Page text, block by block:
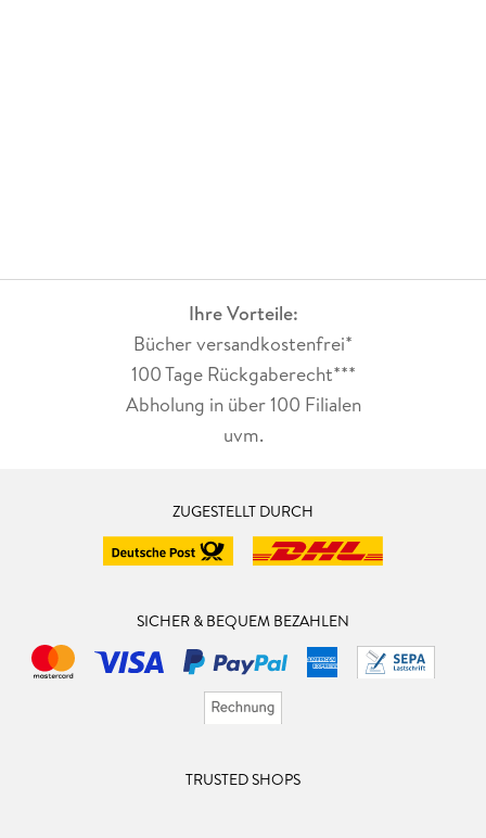
Ihre Vorteile:
Bücher versandkostenfrei*
100 Tage Rückgaberecht***
Abholung in über 100 Filialen
uvm.
ZUGESTELLT DURCH
SICHER & BEQUEM BEZAHLEN
TRUSTED SHOPS